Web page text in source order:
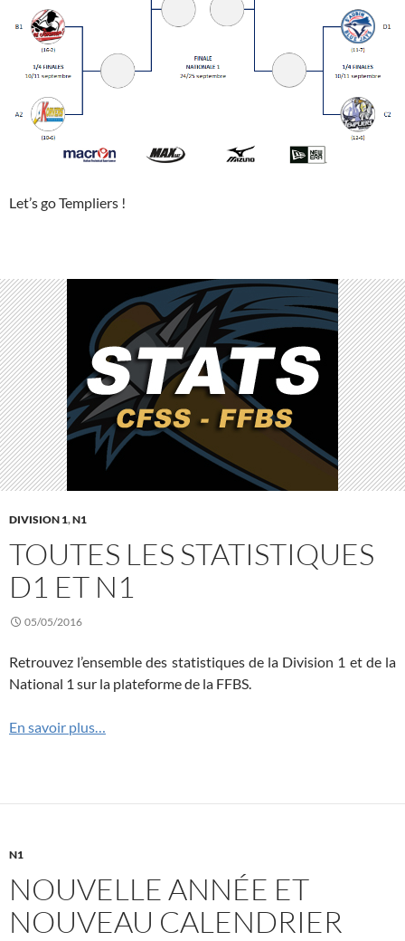
Let’s go Templiers !
DIVISION 1,N1
TOUTES LES STATISTIQUES
D1 ET N1
05/05/2016
Retrouvez l’ensemble des statistiques de la Division 1 et de la
National 1 sur la plateforme de la FFBS.
En savoir plus…
N1
NOUVELLE ANNÉE ET
NOUVEAU CALENDRIER